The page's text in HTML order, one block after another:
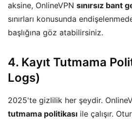
aksine, OnlineVPN sınırsız bant
sınırları konusunda
başlığına göz atabilirsiniz.
4. Kayıt Tutmama
Logs)
2025'te gizlilik her şeydir.
tutmama politikası ile çalışır.